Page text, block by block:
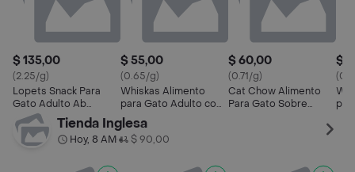
$ 135,00
(2.25/g)
Lopets Snack Para
Gato Adulto Ab
Mariscos
$ 55,00
(0.65/g)
Whiskas Alimento
para Gato Adulto con
Sabor a Carne
$ 60,00
(0.71/g)
Cat Chow Alimento
Para Gato Sobre
$
Tienda Inglesa
Hoy, 8 AM• $ 90,00